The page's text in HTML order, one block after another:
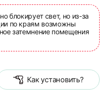
блокирует свет, но из-за
по краям возможны
затемнение помещения
Как установить?